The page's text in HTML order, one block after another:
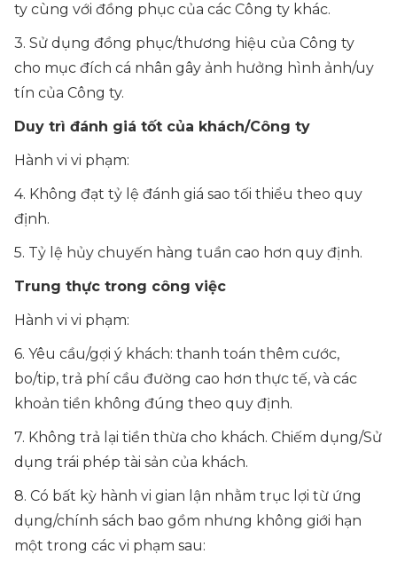
ty cùng với đồng phục của các Công ty khác.
3. Sử dụng đồng phục/thương hiệu của Công ty
cho mục đích cá nhân gây ảnh hưởng hình ảnh/uy
tín của Công ty.
Duy trì đánh giá tốt của khách/Công ty
Hành vi vi phạm:
4. Không đạt tỷ lệ đánh giá sao tối thiểu theo quy
định.
5. Tỷ lệ hủy chuyến hàng tuần cao hơn quy định.
Trung thực trong công việc
Hành vi vi phạm:
6. Yêu cầu/gợi ý khách: thanh toán thêm cước,
bo/tip, trả phí cầu đường cao hơn thực tế, và các
khoản tiền không đúng theo quy định.
7. Không trả lại tiền thừa cho khách. Chiếm dụng/Sử
dụng trái phép tài sản của khách.
8. Có bất kỳ hành vi gian lận nhằm trục lợi từ ứng
dụng/chính sách bao gồm nhưng không giới hạn
một trong các vi phạm sau: